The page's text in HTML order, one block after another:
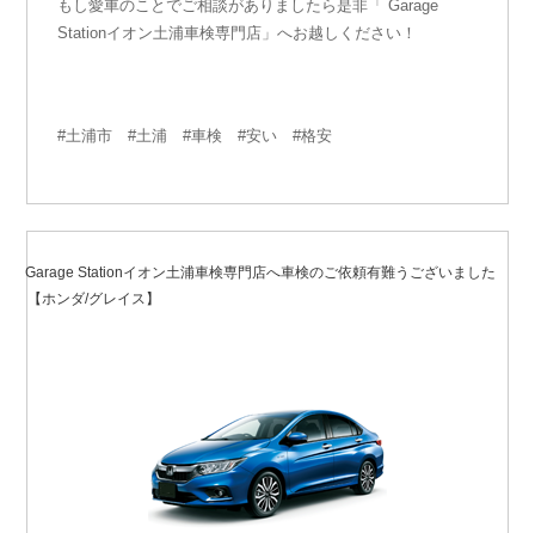
もし愛車のことでご相談がありましたら是非「 Garage
Stationイオン土浦車検専門店」へお越しください！
#土浦市 #土浦 #車検 #安い #格安
稿
Garage Stationイオン土浦車検専門店へ車検のご依頼有難うございました
【ホンダ/グレイス】